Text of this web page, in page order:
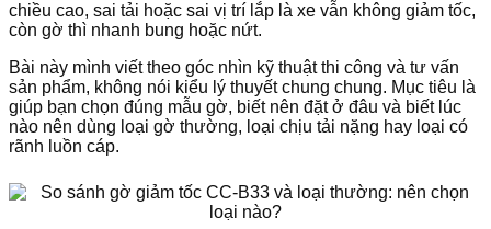
chiều cao, sai tải hoặc sai vị trí lắp là xe vẫn không giảm tốc,
còn gờ thì nhanh bung hoặc nứt.
Bài này mình viết theo góc nhìn kỹ thuật thi công và tư vấn
sản phẩm, không nói kiểu lý thuyết chung chung. Mục tiêu là
giúp bạn chọn đúng mẫu gờ, biết nên đặt ở đâu và biết lúc
nào nên dùng loại gờ thường, loại chịu tải nặng hay loại có
rãnh luồn cáp.